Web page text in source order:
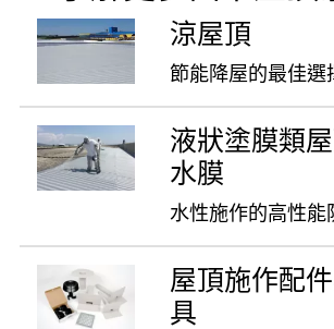
涼屋頂
節能降屋的最佳選
液狀塗膜類
水膜
水性施作的高性能
屋頂施作配
具